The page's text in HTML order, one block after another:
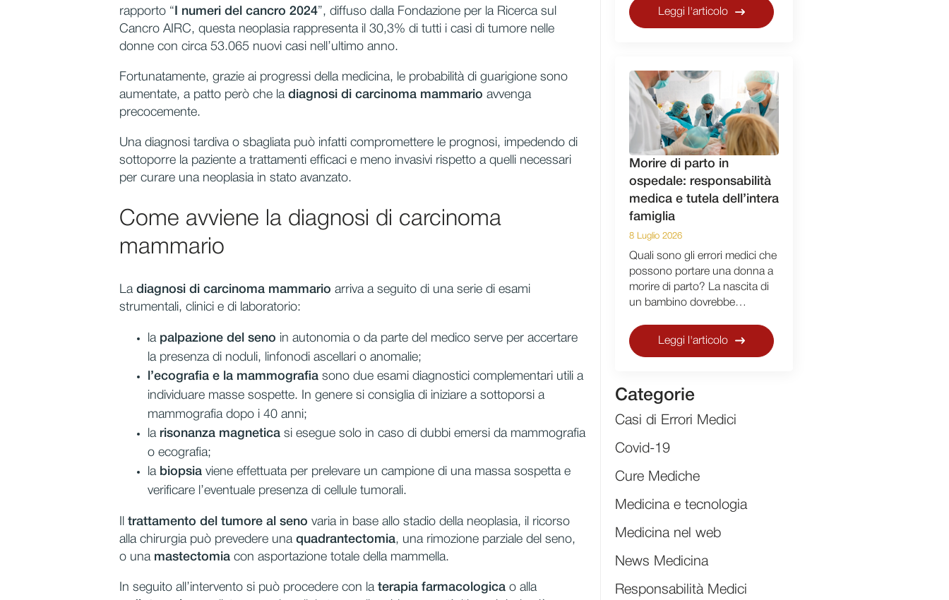
rapporto “ I numeri del cancro 2024”, diffuso dalla Fondazione per la Ricerca sul
Cancro AIRC, questa neoplasia rappresenta il 30,3% di tutti i casi di tumore nelle
donne con circa 53.065 nuovi casi nell’ultimo anno.
Fortunatamente, grazie ai progressi della medicina, le probabilità di guarigione sono
aumentate, a patto però che la diagnosi di carcinoma mammario avvenga
precocemente.
Una diagnosi tardiva o sbagliata può infatti compromettere le prognosi, impedendo di
sottoporre la paziente a trattamenti efficaci e meno invasivi rispetto a quelli necessari
per curare una neoplasia in stato avanzato.
Come avviene la diagnosi di carcinoma
mammario
La diagnosi di carcinoma mammario arriva a seguito di una serie di esami
strumentali, clinici e di laboratorio:
la palpazione del seno in autonomia o da parte del medico serve per accertare
la presenza dinoduli, linfonodi ascellari o anomalie;
l’ecografia e la mammografiasono due esami diagnostici complementari utili a
individuare masse sospette. In genere si consiglia di iniziare a sottoporsi a
mammografia dopo i 40 anni;
la risonanza magneticasi esegue solo in caso di dubbi emersi da mammografia
o ecografia;
la biopsiaviene effettuata per prelevare un campione di una massa sospetta e
verificare l’eventuale presenza di cellule tumorali.
trattamento del tumore al seno varia in base allo stadio della neoplasia, il ricorso
alla chirurgia può prevedere una quadrantectomia, una rimozione parziale del seno,
o una mastectomiacon asportazione totale della mammella.
In seguito all’intervento si può procedere con laterapia farmacologicao alla
Leggi l'articolo
Morire di parto in
ospedale: responsabilità
medica e tutela dell’intera
famiglia
8 Luglio 2026
Quali sono gli errori medici che
possono portare una donna a
morire di parto? La nascita di
un bambino dovrebbe…
Leggi l'articolo
Categorie
Casi di Errori Medici
Covid-19
Cure Mediche
Medicina e tecnologia
Medicina nel web
News Medicina
Responsabilità Medici